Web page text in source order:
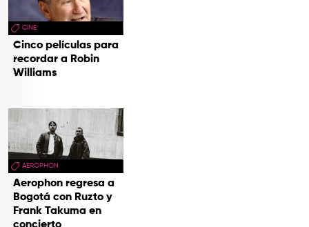
CINE
Cinco películas para
recordar a Robin
Williams
AEROPHON
Aerophon regresa a
Bogotá con Ruzto y
Frank Takuma en